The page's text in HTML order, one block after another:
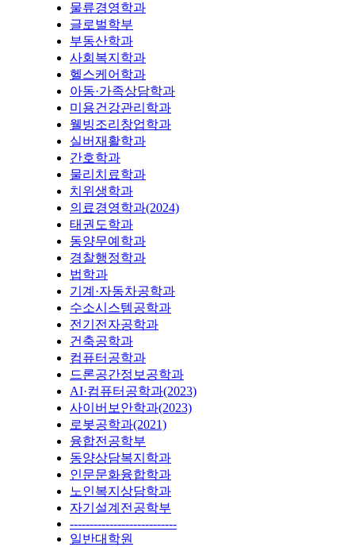
물류경영학과
글로벌학부
부동산학과
사회복지학과
헬스케어학과
아동·가족상담학과
미용건강관리학과
웰빙조리창업학과
실버재활학과
간호학과
물리치료학과
치위생학과
의료경영학과(2024)
태권도학과
동양무예학과
경찰행정학과
법학과
기계·자동차공학과
수소시스템공학과
전기전자공학과
건축공학과
컴퓨터공학과
드론공간정보공학과
AI·컴퓨터공학과(2023)
사이버보안학과(2023)
로봇공학과(2021)
융합전공학부
동양상담복지학과
인문문화융합학과
노인복지상담학과
자기설계전공학부
---------------------------
일반대학원